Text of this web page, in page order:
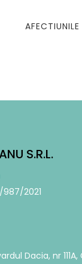
NEXT
S.R.L.
987/2021
Dacia, nr